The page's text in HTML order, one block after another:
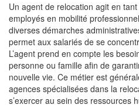
Un agent de relocation agit en
employés en mobilité
diverses démarches
permet aux salariés de se
L’agent prend en compte les
personne ou famille afin de
nouvelle vie. Ce métier est
agences spécialisées dans la
s’exercer au sein des ressources